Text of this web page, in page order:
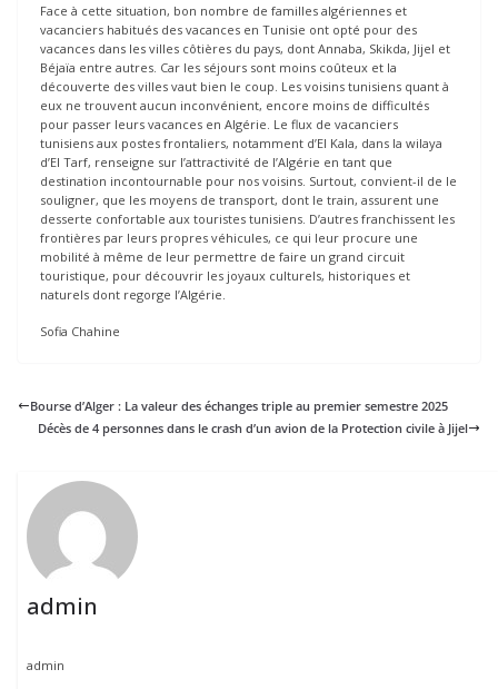
Face à cette situation, bon nombre de familles algériennes et
vacanciers habitués des vacances en Tunisie ont opté pour des
vacances dans les villes côtières du pays, dont Annaba, Skikda, Jijel et
Béjaïa entre autres. Car les séjours sont moins coûteux et la
découverte des villes vaut bien le coup. Les voisins tunisiens quant à
eux ne trouvent aucun inconvénient, encore moins de difficultés
pour passer leurs vacances en Algérie. Le flux de vacanciers
tunisiens aux postes frontaliers, notamment d’El Kala, dans la wilaya
d’El Tarf, renseigne sur l’attractivité de l’Algérie en tant que
destination incontournable pour nos voisins. Surtout, convient-il de le
souligner, que les moyens de transport, dont le train, assurent une
desserte confortable aux touristes tunisiens. D’autres franchissent les
frontières par leurs propres véhicules, ce qui leur procure une
mobilité à même de leur permettre de faire un grand circuit
touristique, pour découvrir les joyaux culturels, historiques et
naturels dont regorge l’Algérie.
Sofia Chahine
Bourse d’Alger : La valeur des échanges triple au premier semestre 2025
Décès de 4 personnes dans le crash d’un avion de la Protection civile à Jijel
admin
admin